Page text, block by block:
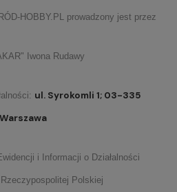
HOBBY.PL prowadzony jest przez
Iwona Rudawy
ul. Syrokomli 1; 03-335
Warszawa
i Informacji o Działalności
Polskiej